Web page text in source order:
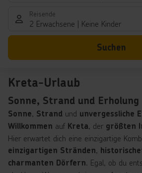
Reisende
2 Erwachsene Keine Kinder
Suchen
Kreta-Urlaub
Sonne, Strand und Erholung
Sonne, Strand und unvergessliche
Willkommen auf Kreta, der größten
Hier erwartet dich eine einzigartige
einzigartigen Stränden,
charmanten Dörfern. Egal, ob du